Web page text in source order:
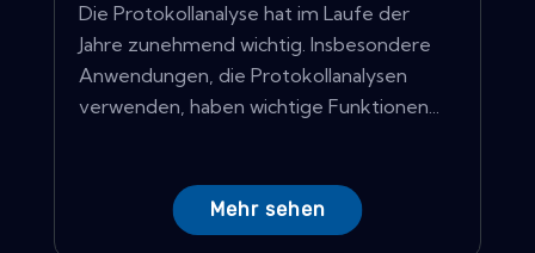
Die Protokollanalyse hat im Laufe der
Jahre zunehmend wichtig. Insbesondere
Anwendungen, die Protokollanalysen
verwenden, haben wichtige Funktionen...
Mehr sehen